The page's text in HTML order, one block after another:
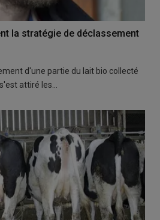
la stratégie de déclassement
d'une partie du lait bio collecté
attiré les…